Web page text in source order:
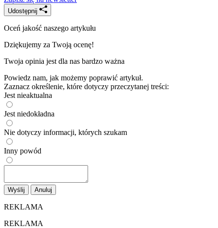
Udostępnij
Oceń jakość naszego artykułu
Dziękujemy za Twoją ocenę!
Twoja opinia jest dla nas bardzo ważna
Powiedz nam, jak możemy poprawić artykuł.
Zaznacz określenie, które dotyczy przeczytanej treści:
Jest nieaktualna
Jest niedokładna
Nie dotyczy informacji, których szukam
Inny powód
Wyślij Anuluj
REKLAMA
REKLAMA